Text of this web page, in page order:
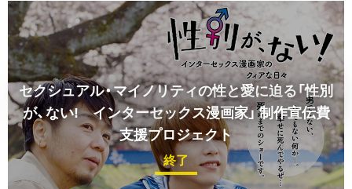
セクシュアル・マイノリティの性と愛に迫る「性別
が、ない! インターセックス漫画家」 制作宣伝費
支援プロジェクト
終了